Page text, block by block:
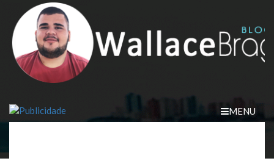
content
MENU